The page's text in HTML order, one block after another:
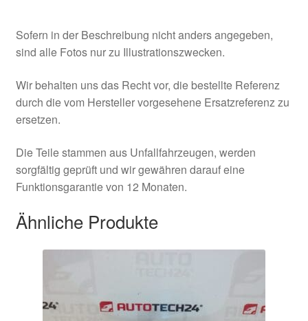
Sofern in der Beschreibung nicht anders angegeben,
sind alle Fotos nur zu Illustrationszwecken.
Wir behalten uns das Recht vor, die bestellte Referenz
durch die vom Hersteller vorgesehene Ersatzreferenz zu
ersetzen.
Die Teile stammen aus Unfallfahrzeugen, werden
sorgfältig geprüft und wir gewähren darauf eine
Funktionsgarantie von 12 Monaten.
Ähnliche Produkte